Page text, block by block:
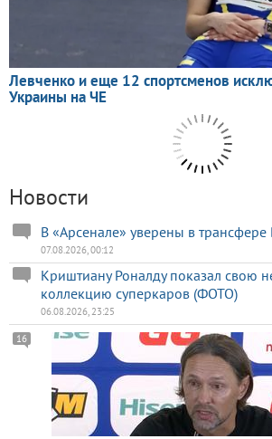
Новости
В «Арсенале» уверены в трансфере
07.08.2026, 00:12
Криштиану Роналду показал свою
коллекцию суперкаров (ФОТО)
06.08.2026, 23:25
16